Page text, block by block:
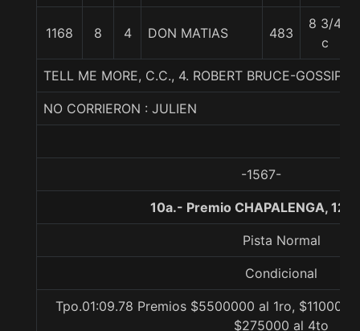
1168 8 4 DON MATIAS 483
8 3/4
c
TELL ME MORE, C.C., 4. ROBERT BRUCE-GOSSIP
NO CORRIERON : JULIEN
-1567-
10a.- Premio CHAPALENGA,
Pista Normal
Condicional
Tpo.01:09.78 Premios $5500000 al 1ro,
$275000 al 4to